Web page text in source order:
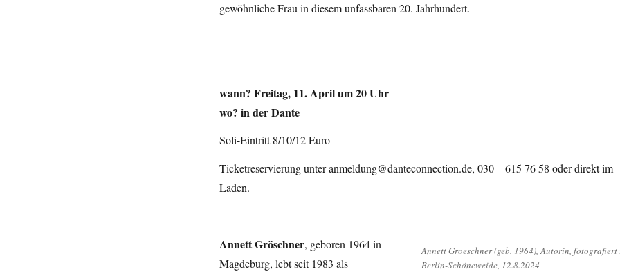
gewöhnliche Frau in diesem unfassbaren 20. Jahrhundert.
wann? Freitag, 11. April um 20 Uhr
wo? in der Dante
Soli-Eintritt 8/10/12 Euro
Ticketreservierung unter anmeldung@danteconnection.de, 030 – 615 76 58 oder direkt im
Laden.
Annett Groeschner (geb. 1964), Autorin, fotografiert
Berlin-Schöneweide, 12.8.2024
Annett Gröschner, geboren 1964 in
Magdeburg, lebt seit 1983 als